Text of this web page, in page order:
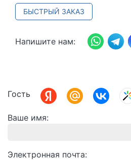
БЫСТРЫЙ ЗАКАЗ
Напишите нам:
Гость
Ваше имя
Электронная почта